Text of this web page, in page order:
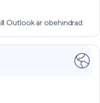
Outlook är obehindrad.